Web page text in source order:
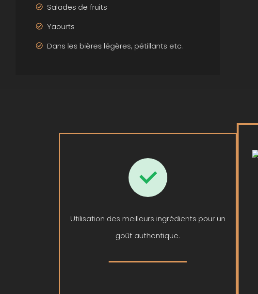
Salades de fruits
Yaourts
Dans les bières légères, pétillants etc.
Utilisation des meilleurs ingrédients pour un
goût authentique.